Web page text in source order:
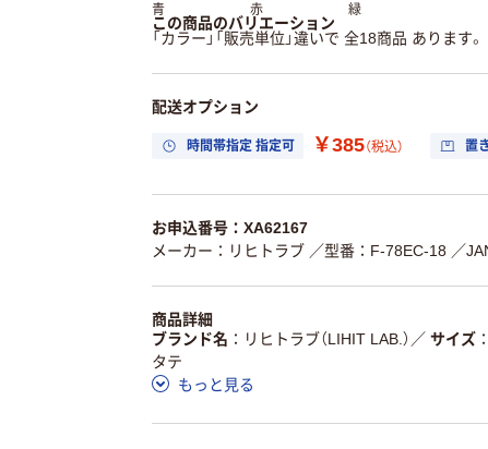
青 赤 緑
この商品のバリエーション
「カラー」「販売単位」違いで 全18商品 あります。
配送オプション
時間帯指定 指定可 ￥385（税込） 置
お申込番号：XA62167
メーカー：リヒトラブ ／型番：F-78EC-18 ／
商品詳細
ブランド名
リヒトラブ（LIHIT LAB.） ／ サイズ
タテ
もっと見る